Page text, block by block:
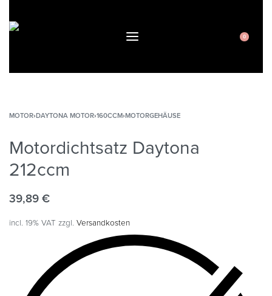
0
MOTOR›DAYTONA MOTOR›160CCM›MOTORGEHÄUSE
Motordichtsatz Daytona
212ccm
39,89 €
incl. 19% VAT zzgl. Versandkosten